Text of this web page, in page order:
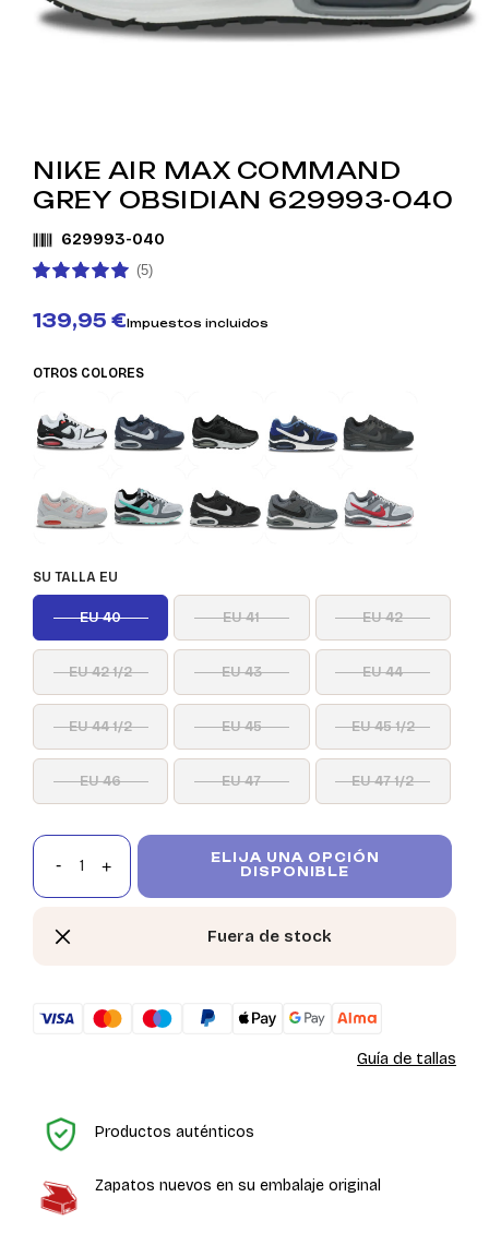
NIKE AIR MAX COMMAND
GREY OBSIDIAN 629993-040
629993-040
(5)
139,95 €Impuestos incluidos
OTROS COLORES
SU TALLA EU
EU 40 EU 41 EU 42
EU 42 1/2 EU 43 EU 44
EU 44 1/2 EU 45 EU 45 1/2
EU 46 EU 47 EU 47 1/2
ELIJA UNA OPCIÓN
DISPONIBLE
Fuera de stock
Guía de tallas
Productos auténticos
Zapatos nuevos en su embalaje original